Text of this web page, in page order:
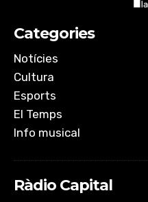
Categories
Notícies
Cultura
Esports
El Temps
Info musical
Ràdio Capital